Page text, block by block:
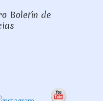
Boletín de